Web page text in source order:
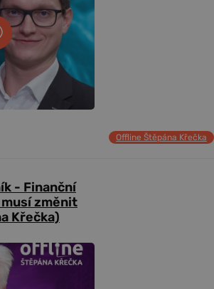
Offline Štěpána Křečka
- Finanční
změnit
Křečka)